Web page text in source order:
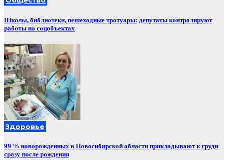
Школы, библиотеки, пешеходные тротуары: депутаты контролируют
работы на соцобъектах
Здоровье
99 % новорожденных в Новосибирской области прикладывают к груди
сразу после рождения